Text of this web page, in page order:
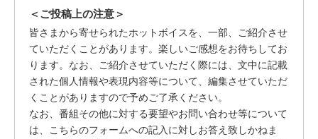
＜ご投稿上の注意＞
皆さまから寄せられたホットボイスを、一部、ご紹介させ
ていただくことがあります。楽しいご感想をお待ちしてお
ります。なお、ご紹介させていただく際には、文中に記載
された個人情報や表現内容等について、編集させていただ
くことがありますので予めご了承ください。
なお、番組その他に対する要望やお問い合わせ等について
は、こちらのフォームへの記入に対しお答え致しかねま